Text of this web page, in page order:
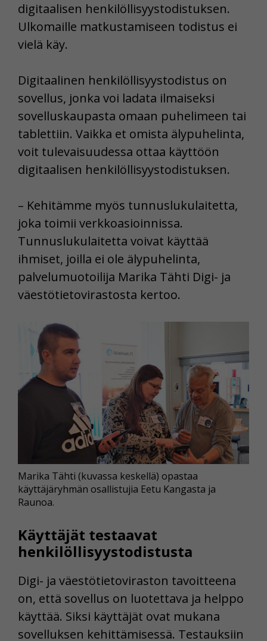
digitaalisen henkilöllisyystodistuksen.
Ulkomaille matkustamiseen todistus ei
vielä käy.
Digitaalinen henkilöllisyystodistus on
sovellus, jonka voi ladata ilmaiseksi
sovelluskaupasta omaan puhelimeen tai
tablettiin. Vaikka et omista älypuhelinta,
voit tulevaisuudessa ottaa käyttöön
digitaalisen henkilöllisyystodistuksen.
– Kehitämme myös tunnuslukulaitetta,
joka toimii verkkoasioinnissa.
Tunnuslukulaitetta voivat käyttää
ihmiset, joilla ei ole älypuhelinta,
palvelumuotoilija Marika Tähti Digi- ja
väestötietovirastosta kertoo.
Marika Tähti (kuvassa keskellä) opastaa
käyttäjäryhmän osallistujia Eetu Kangasta ja
Raunoa.
Käyttäjät testaavat
henkilöllisyystodistusta
Digi- ja väestötietoviraston tavoitteena
on, että sovellus on luotettava ja helppo
käyttää. Siksi käyttäjät ovat mukana
sovelluksen kehittämisessä. Testauksiin